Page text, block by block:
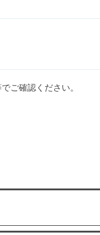
ご確認ください。